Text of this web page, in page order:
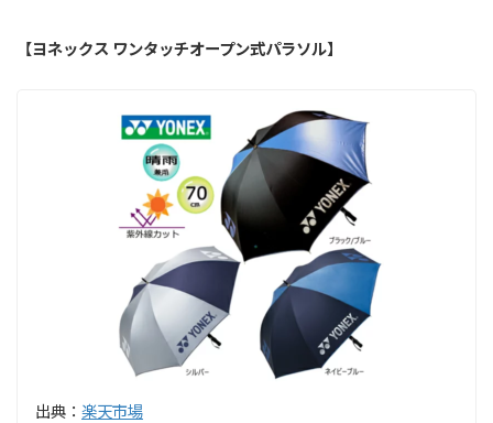
【ヨネックス ワンタッチオープン式パラソル】
出典： 楽天市場